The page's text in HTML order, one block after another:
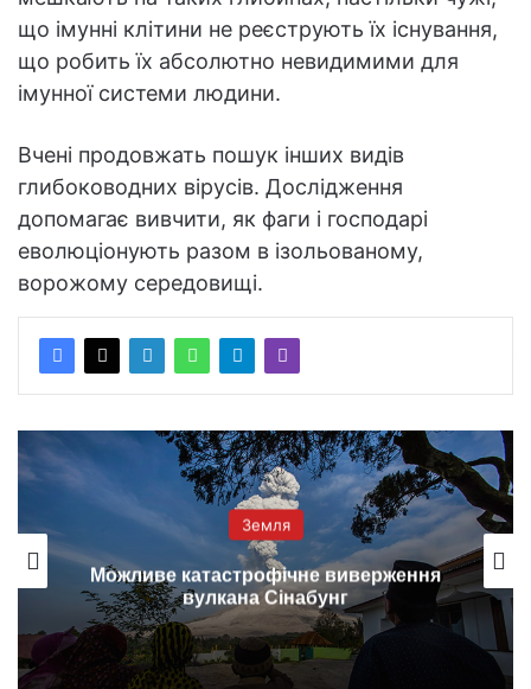
що імунні клітини не реєструють їх існування,
що робить їх абсолютно невидимими для
імунної системи людини.
Вчені продовжать пошук інших видів
глибоководних вірусів. Дослідження
допомагає вивчити, як фаги і господарі
еволюціонують разом в ізольованому,
ворожому середовищі.
Земля
Можливе катастрофічне виверження
вулкана Сінабунг